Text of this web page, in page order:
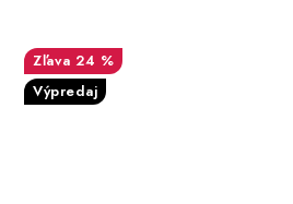
24 %
Výpredaj